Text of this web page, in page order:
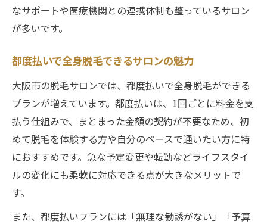
なサポートや医療機関との連携体制も整っているサロン
が多いです。
都度払いで全身脱毛できるサロンの魅力
大阪市の脱毛サロンでは、都度払いで全身脱毛ができる
プランが増えています。都度払いは、1回ごとに料金を支
払う仕組みで、まとまった金額の契約が不要なため、初
めて脱毛を体験する方や自分のペースで通いたい方に特
におすすめです。急な予定変更や転勤などライフスタイ
ルの変化にも柔軟に対応できる点が大きなメリットで
す。
また、都度払いプランには「無理な勧誘がない」「予算